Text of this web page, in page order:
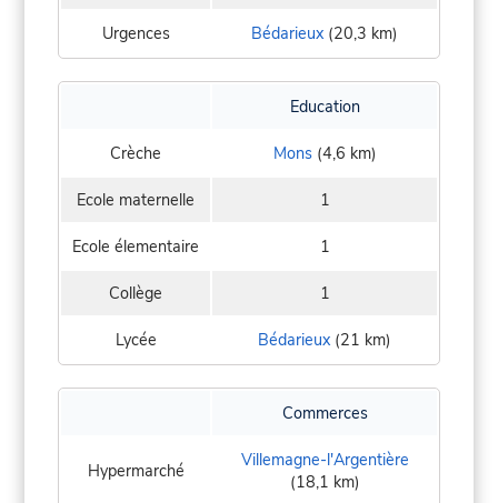
Urgences Bédarieux (20,3 km)
Education
Crèche Mons(4,6 km)
Ecole maternelle 1
Ecole élementaire 1
Collège 1
Lycée Bédarieux (21 km)
Commerces
Hypermarché
Villemagne-l'Argentière
(18,1 km)